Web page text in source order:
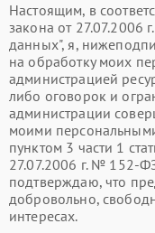
Настоящим, в
закона от
данных", я,
на обработку моих
администрацией
либо оговорок и
администрации
моими
пунктом 3 части 1
27.07.2006 г. № 152-
подтверждаю, что
добровольно,
интересах.